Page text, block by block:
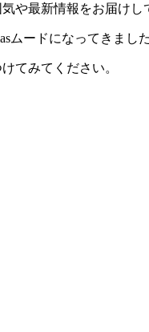
や最新情報をお届け
ムードになってきまし
てみてください。